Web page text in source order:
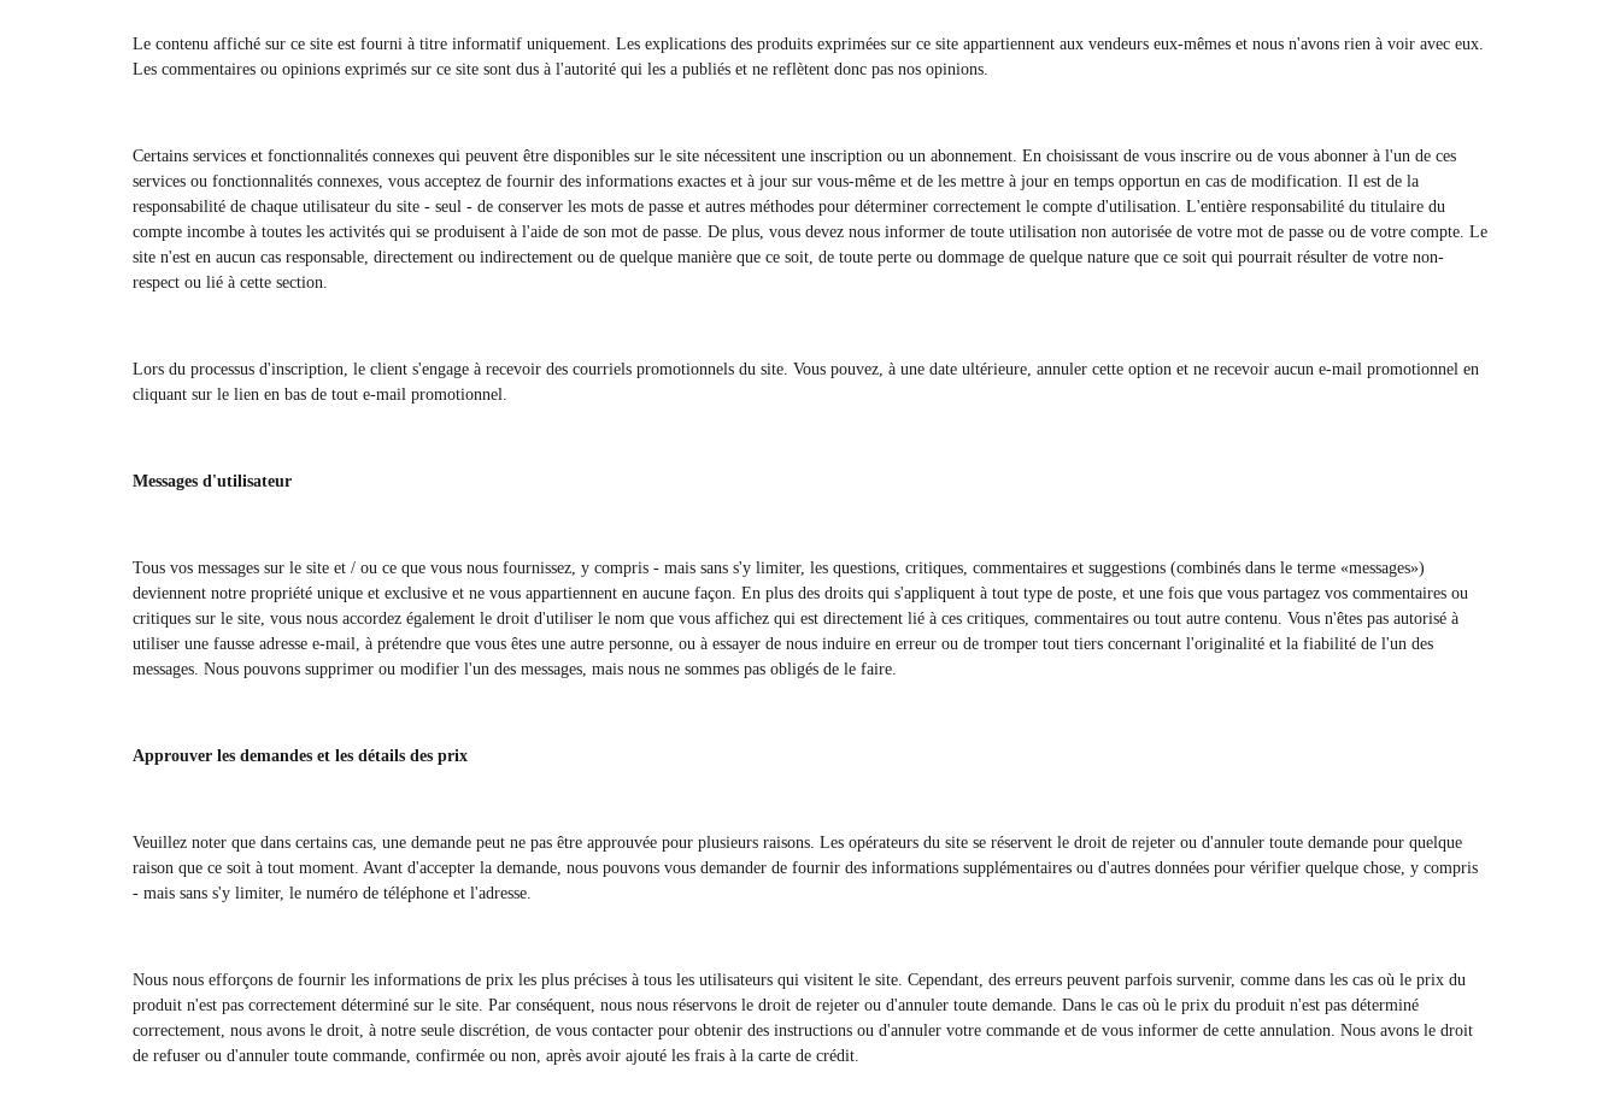
Le contenu affiché sur ce site est fourni à titre informatif uniquement. Les explications des produits exprimées sur ce site appartiennent aux vendeurs eux-mêmes et nous n'avons rien à voir avec eux.
Les commentaires ou opinions exprimés sur ce site sont dus à l'autorité qui les a publiés et ne reflètent donc pas nos opinions.
Certains services et fonctionnalités connexes qui peuvent être disponibles sur le site nécessitent une inscription ou un abonnement. En choisissant de vous inscrire ou de vous abonner à l'un de ces
services ou fonctionnalités connexes, vous acceptez de fournir des informations exactes et à jour sur vous-même et de les mettre à jour en temps opportun en cas de modification. Il est de la
responsabilité de chaque utilisateur du site - seul - de conserver les mots de passe et autres méthodes pour déterminer correctement le compte d'utilisation. L'entière responsabilité du titulaire du
compte incombe à toutes les activités qui se produisent à l'aide de son mot de passe. De plus, vous devez nous informer de toute utilisation non autorisée de votre mot de passe ou de votre compte. Le
site n'est en aucun cas responsable, directement ou indirectement ou de quelque manière que ce soit, de toute perte ou dommage de quelque nature que ce soit qui pourrait résulter de votre non-
respect ou lié à cette section.
Lors du processus d'inscription, le client s'engage à recevoir des courriels promotionnels du site. Vous pouvez, à une date ultérieure, annuler cette option et ne recevoir aucun e-mail promotionnel en
cliquant sur le lien en bas de tout e-mail promotionnel.
Messages d'utilisateur
Tous vos messages sur le site et / ou ce que vous nous fournissez, y compris - mais sans s'y limiter, les questions, critiques, commentaires et suggestions (combinés dans le terme «messages»)
deviennent notre propriété unique et exclusive et ne vous appartiennent en aucune façon. En plus des droits qui s'appliquent à tout type de poste, et une fois que vous partagez vos commentaires ou
critiques sur le site, vous nous accordez également le droit d'utiliser le nom que vous affichez qui est directement lié à ces critiques, commentaires ou tout autre contenu. Vous n'êtes pas autorisé à
utiliser une fausse adresse e-mail, à prétendre que vous êtes une autre personne, ou à essayer de nous induire en erreur ou de tromper tout tiers concernant l'originalité et la fiabilité de l'un des
messages. Nous pouvons supprimer ou modifier l'un des messages, mais nous ne sommes pas obligés de le faire.
Approuver les demandes et les détails des prix
Veuillez noter que dans certains cas, une demande peut ne pas être approuvée pour plusieurs raisons. Les opérateurs du site se réservent le droit de rejeter ou d'annuler toute demande pour quelque
raison que ce soit à tout moment. Avant d'accepter la demande, nous pouvons vous demander de fournir des informations supplémentaires ou d'autres données pour vérifier quelque chose, y compris
- mais sans s'y limiter, le numéro de téléphone et l'adresse.
Nous nous efforçons de fournir les informations de prix les plus précises à tous les utilisateurs qui visitent le site. Cependant, des erreurs peuvent parfois survenir, comme dans les cas où le prix du
produit n'est pas correctement déterminé sur le site. Par conséquent, nous nous réservons le droit de rejeter ou d'annuler toute demande. Dans le cas où le prix du produit n'est pas déterminé
correctement, nous avons le droit, à notre seule discrétion, de vous contacter pour obtenir des instructions ou d'annuler votre commande et de vous informer de cette annulation. Nous avons le droit
de refuser ou d'annuler toute commande, confirmée ou non, après avoir ajouté les frais à la carte de crédit.